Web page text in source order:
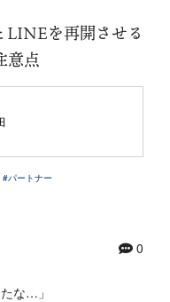
LINEを再開させる
意点
#パートナー
0
な…」